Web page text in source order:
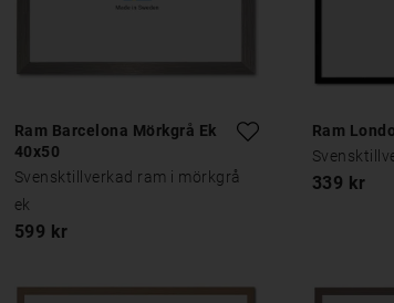
Ram Barcelona Mörkgrå Ek
40x50
Svensktillverkad ram i mörkgrå
ek
599 kr
Ram
339 kr